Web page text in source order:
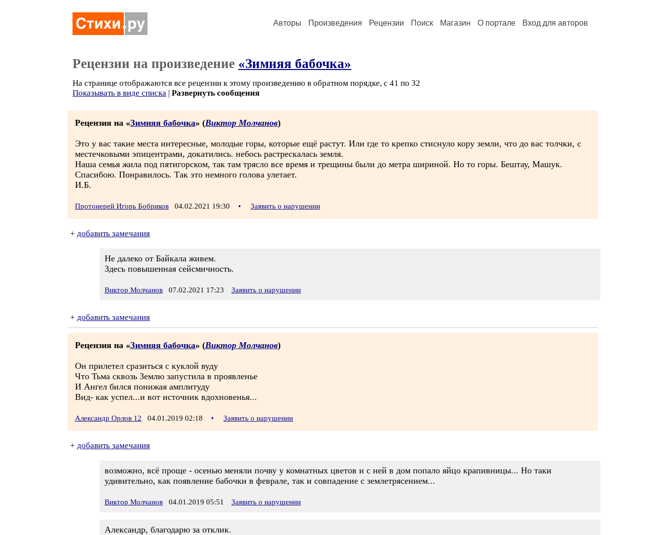
Авторы Произведения Рецензии Поиск Магазин О портале Вход для авторов
Рецензии на произведение «Зимняя бабочка»
На странице отображаются все рецензии к этому произведению в обратном порядке, с 41 по 32
Показывать в виде списка | Развернуть сообщения
Рецензия на «Зимняя бабочка» (Виктор Молчанов)
Это у вас такие места интересные, молодые горы, которые ещё растут. Или где то крепко стиснуло кору земли, что до вас толчки, с
местечковыми эпицентрами, докатились. небось растрескалась земля.
Наша семья жила под пятигорском, так там трясло все время и трещины были до метра шириной. Но то горы. Бештау, Машук.
Спасибою. Понравилось. Так это немного голова улетает.
И.Б.
Протоиерей Игорь Бобриков 04.02.2021 19:30 • Заявить о нарушении
+ добавить замечания
Не далеко от Байкала живем.
Здесь повышенная сейсмичность.
Виктор Молчанов 07.02.2021 17:23 Заявить о нарушении
+ добавить замечания
Рецензия на «Зимняя бабочка» (Виктор Молчанов)
Он прилетел сразиться с куклой вуду
Что Тьма сквозь Землю запустила в проявленье
И Ангел бился понижая амплитуду
Вид- как успел...и вот источник вдохновенья...
Александр Орлов 12 04.01.2019 02:18 • Заявить о нарушении
+ добавить замечания
возможно, всё проще - осенью меняли почву у комнатных цветов и с ней в дом попало яйцо крапивницы... Но таки
удивительно, как появление бабочки в феврале, так и совпадение с землетрясением...
Виктор Молчанов 04.01.2019 05:51 Заявить о нарушении
Александр, благодарю за отклик.